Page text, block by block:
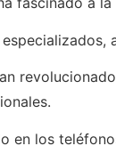
en los